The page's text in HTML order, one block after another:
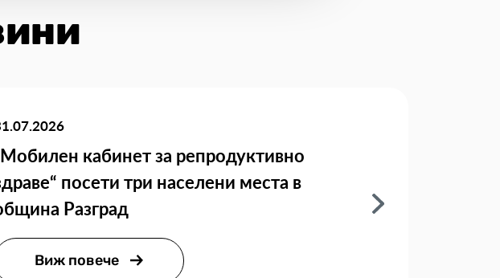
кабинет за репродуктивно
посети три населени места в
Разград
Виж повече